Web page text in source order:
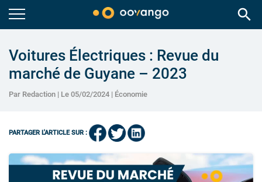
search
Voitures Électriques : Revue du
marché de Guyane – 2023
Par Redaction | Le 05/02/2024 | Économie
PARTAGER L'ARTICLE SUR :